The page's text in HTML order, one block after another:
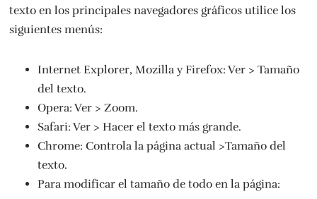
texto en los principales navegadores gráficos utilice los
siguientes menús:
Internet Explorer, Mozilla y Firefox: Ver > Tamaño
del texto.
Opera: Ver > Zoom.
Safari: Ver > Hacer el texto más grande.
Chrome: Controla la página actual >Tamaño del
texto.
Para modificar el tamaño de todo en la página: